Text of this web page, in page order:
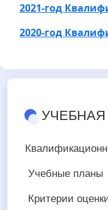
2021-год
2020-год
Учебные планы
Критерии